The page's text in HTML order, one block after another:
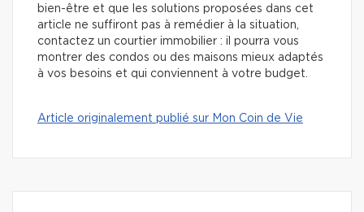
bien-être et que les solutions proposées dans cet
article ne suffiront pas à remédier à la situation,
contactez un courtier immobilier : il pourra vous
montrer des condos ou des maisons mieux adaptés
à vos besoins et qui conviennent à votre budget.
Article originalement publié sur Mon Coin de Vie